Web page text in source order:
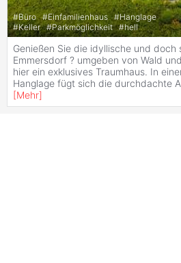
#Büro #Einfamilienhaus #Hanglage
#Keller #Parkmöglichkeit #hell
Genießen Sie die idyllische und doch
Emmersdorf ? umgeben von Wald
hier ein exklusives Traumhaus. In
Hanglage fügt sich die durchdachte
[Mehr]